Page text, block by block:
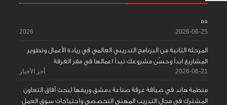
55
2026-06-25
2026
المرحلة الثانية من البرنامج التدريبي العالمي في ريادة الأعمال وتطوير
المشاريع ابدأ وحسّن مشروعك تبدأ اعمالها في مقر الغرفة
2026-06-21 آخر الأخبار
منظمة هاند في ضيافة غرفة صناعة دمشق وريفها لبحث آفاق التعاون
المشترك في مجال التدريب المهني التخصصي واحتياجات سوق العمل